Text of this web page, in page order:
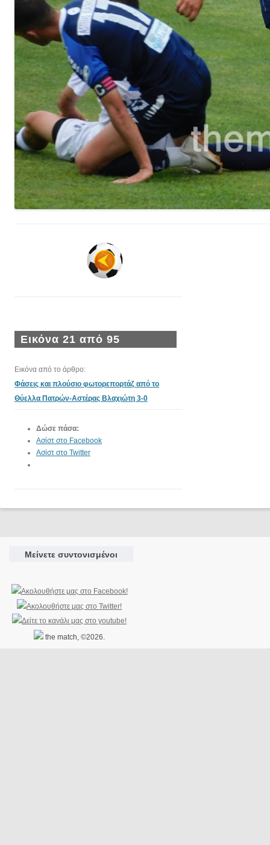
Εικόνα 21 από 95
Εικόνα από το άρθρο:
Φάσεις και πλούσιο φωτορεπορτάζ από το
Θύελλα Πατρών-Αστέρας Βλαχιώτη 3-0
Δώσε πάσα:
Ασίστ στο Facebook
Ασίστ στο Twitter
Μείνετε συντονισμένοι
the match, ©2026.